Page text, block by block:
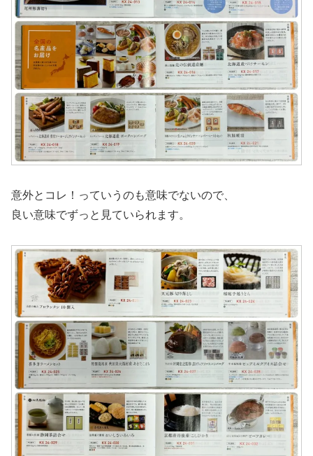
意外とコレ！っていうのも意味でないので、
良い意味でずっと見ていられます。